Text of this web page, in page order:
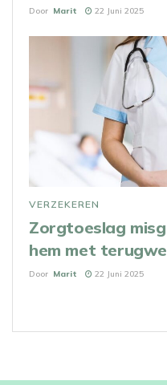
Door Marit 22 Juni 2025
VERZEKEREN
Zorgtoeslag
hem met
Door Marit 22 Juni 2025